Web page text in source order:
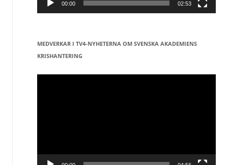
00:00 02:53
MEDVERKAR I TV4-NYHETERNA OM SVENSKA AKADEMIENS
KRISHANTERING
Videospelare